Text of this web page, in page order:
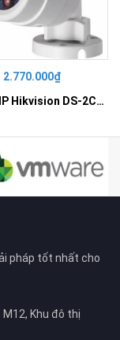
2.770.000₫
Camera IP Hikvision DS-2CD2010F-I
pháp tốt nhất cho
Khu đô thị